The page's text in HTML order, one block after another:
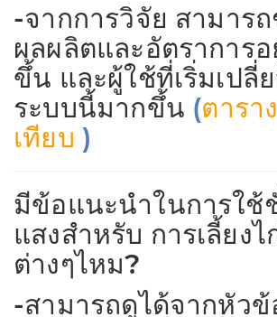
-จากการวิจัย สามาร
ผลผลิตและอัตราการอ
ขึ้น และผู้ใช้ที่เริ่มเปลี่
ระบบนี้มากขึ้น (ตารา
เทียบ )
มีข้อแนะนำในการใช้
แสงสำหรับ การเลี้ยง
ต่างๆไหม?
-สามารถดูได้จากหัวข้